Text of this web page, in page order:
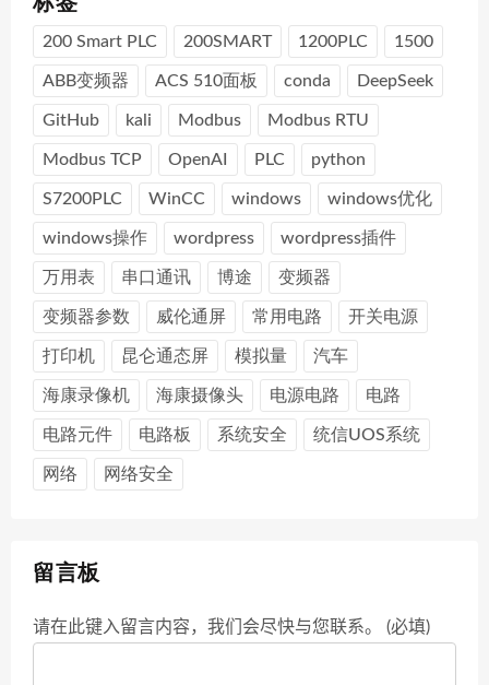
200 Smart PLC 200SMART 1200PLC 1500
ABB变频器 ACS 510面板 conda DeepSeek
GitHub kali Modbus Modbus RTU
Modbus TCP OpenAI PLC python
S7200PLC WinCC windows windows优化
windows操作 wordpress wordpress插件
万用表 串口通讯 博途 变频器
变频器参数 威伦通屏 常用电路 开关电源
打印机 昆仑通态屏 模拟量 汽车
海康录像机 海康摄像头 电源电路 电路
电路元件 电路板 系统安全 统信UOS系统
网络 网络安全
留言板
请在此键入留言内容，我们会尽快与您联系。 (必填)